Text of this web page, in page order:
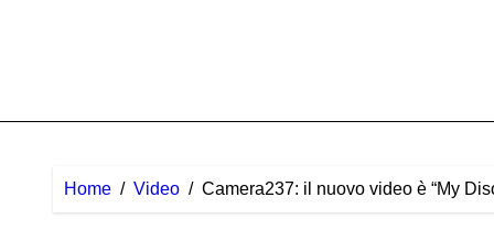
Home Video Camera237: il nuovo video è “My